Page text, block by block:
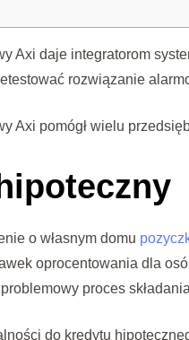
Axi daje integratorom
rozwiązanie
Axi pomógł wielu
o własnym domu
oprocentowania dla
proces
do kredytu